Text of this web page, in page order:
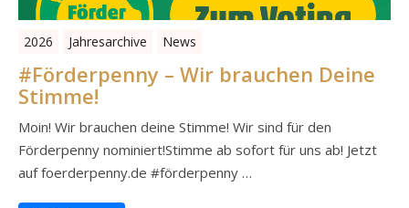
2026 Jahresarchive News
#Förderpenny – Wir brauchen Deine
Stimme!
Moin! Wir brauchen deine Stimme! Wir sind für den
Förderpenny nominiert!Stimme ab sofort für uns ab! Jetzt
auf foerderpenny.de #förderpenny …